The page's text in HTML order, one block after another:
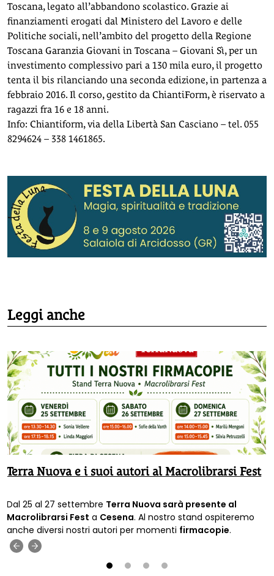
Toscana, legato all’abbandono scolastico. Grazie ai
finanziamenti erogati dal Ministero del Lavoro e delle
Politiche sociali, nell’ambito del progetto della Regione
Toscana Garanzia Giovani in Toscana – Giovani Sì, per un
investimento complessivo pari a 130 mila euro, il progetto
tenta il bis rilanciando una seconda edizione, in partenza a
febbraio 2016. Il corso, gestito da ChiantiForm, è riservato a
ragazzi fra 16 e 18 anni.
Info: Chiantiform, via della Libertà San Casciano – tel. 055
8294624 – 338 1461865.
Leggi anche
Terra Nuova e i suoi autori al Macrolibrarsi Fest
Dal 25 al 27 settembre Terra Nuova sarà presente al
Macrolibrarsi Fest a Cesena. Al nostro stand ospiteremo
anche diversi nostri autori per momenti firmacopie.